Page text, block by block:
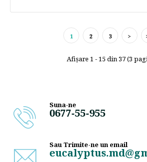
1 2 3 >
Afişare 1 - 15 din 37 (3
Suna-ne
0677-55-955
Sau Trimite-ne un email